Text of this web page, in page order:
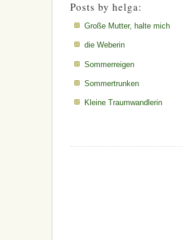
Posts by helga:
Große Mutter, halte mich
die Weberin
Sommerreigen
Sommertrunken
Kleine Traumwandlerin